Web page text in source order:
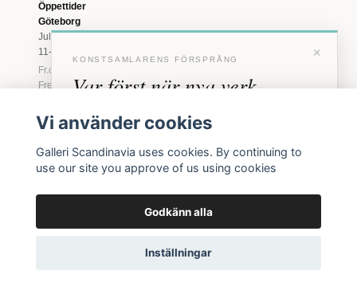
Öppettider
Göteborg
Juli: Tis 11-18 · Lör
11-16
Fr.o.m. augusti: Tis-
Fre 11-18 · Lör 11-
Marstrand
2026
Tis-Fre 11-18 ·
×
KONSTSAMLARENS FÖRSPRÅNG
Var först när nya verk
anländer
inbjudningar till vernissage, innan vi annonserar
offentligt.
Inga erbjudanden. Bara konst som faktiskt säljs.
Vi använder cookies
Galleri Scandinavia uses cookies. By continuing to
use our site you approve of us using cookies
Godkänn alla
Inställningar